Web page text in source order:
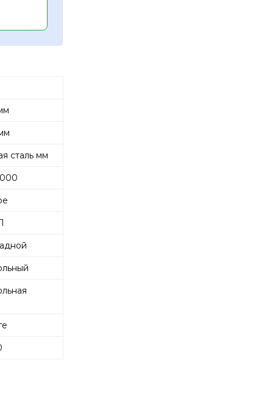
сталь мм